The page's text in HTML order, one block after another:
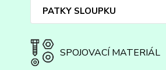
PATKY SLOUPKU
SPOJOVACÍ MATERIÁL